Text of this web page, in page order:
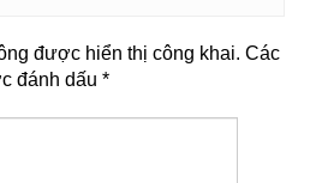
được hiển thị công khai. Các
đánh dấu *